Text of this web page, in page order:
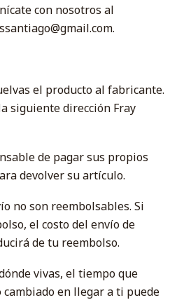
con nosotros al
el producto al fabricante.
siguiente dirección Fray
de pagar sus propios
devolver su artículo.
no son reembolsables. Si
el costo del envío de
de tu reembolso.
vivas, el tiempo que
en llegar a ti puede